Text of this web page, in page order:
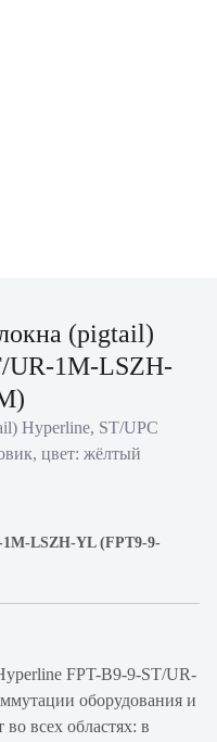
(pigtail)
UR-1M-LSZH-
Hyperline, ST/UPC
цвет: жёлтый
1M-LSZH-YL (FPT9-9-
FPT-B9-9-ST/UR-
оборудования и
всех областях: в